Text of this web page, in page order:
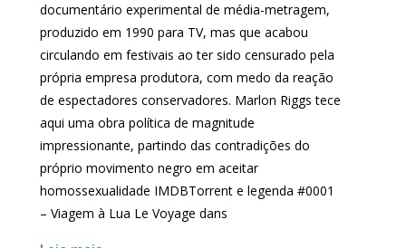
documentário experimental de média-metragem,
produzido em 1990 para TV, mas que acabou
circulando em festivais ao ter sido censurado pela
própria empresa produtora, com medo da reação
de espectadores conservadores. Marlon Riggs tece
aqui uma obra política de magnitude
impressionante, partindo das contradições do
próprio movimento negro em aceitar
homossexualidade IMDBTorrent e legenda #0001
– Viagem à Lua Le Voyage dans